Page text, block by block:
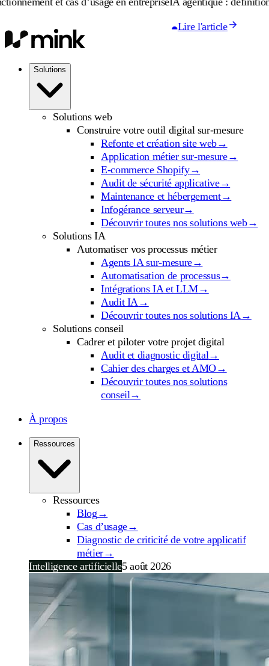
Lire l'article
Solutions
Solutions web
Construire votre outil digital sur-mesure
Refonte et création site web→
Application métier sur-mesure→
E-commerce Shopify→
Audit de sécurité applicative→
Maintenance et hébergement→
Infogérance serveur→
Découvrir toutes nos solutions web→
Solutions IA
Automatiser vos processus métier
Agents IA sur-mesure→
Automatisation de processus→
Intégrations IA et LLM→
Audit IA→
Découvrir toutes nos solutions IA→
Solutions conseil
Cadrer et piloter votre projet digital
Audit et diagnostic digital→
Cahier des charges et AMO→
Découvrir toutes nos solutions
conseil→
À propos
Ressources
Ressources
Blog →
Cas d’usage→
Diagnostic de criticité de votre applicatif
métier→
Intelligence artificielle5 août 2026